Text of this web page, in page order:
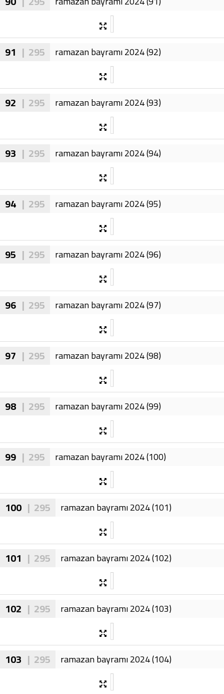
91 | 295 ramazan bayramı 2024 (92)
92 | 295 ramazan bayramı 2024 (93)
93 | 295 ramazan bayramı 2024 (94)
94 | 295 ramazan bayramı 2024 (95)
95 | 295 ramazan bayramı 2024 (96)
96 | 295 ramazan bayramı 2024 (97)
97 | 295 ramazan bayramı 2024 (98)
98 | 295 ramazan bayramı 2024 (99)
99 | 295 ramazan bayramı 2024 (100)
100 | 295 ramazan bayramı 2024 (101)
101 | 295 ramazan bayramı 2024 (102)
102 | 295 ramazan bayramı 2024 (103)
103 | 295 ramazan bayramı 2024 (104)